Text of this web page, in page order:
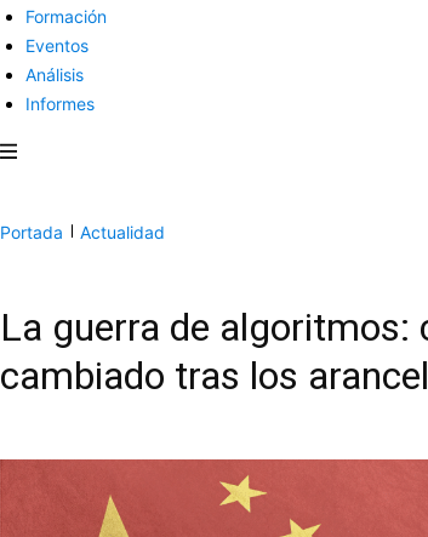
Formación
Eventos
Análisis
Informes
Portada Actualidad
La guerra de algoritmos:
cambiado tras los